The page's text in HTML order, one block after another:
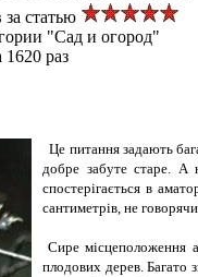
за статью
"Сад и огород"
1620 раз
Це питання задають
добре забуте старе. А
спостерігається в
сантиметрів, не
Сире місцеположення
плодових дерев. Багато